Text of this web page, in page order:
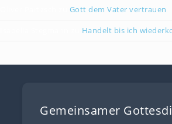
Gott dem Vater vertrauen
Handelt bis ich
Gemeinsamer